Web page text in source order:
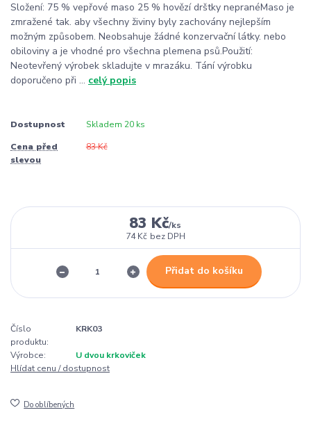
Složení: 75 % vepřové maso 25 % hovězí drštky nepranéMaso je
zmražené tak. aby všechny živiny byly zachovány nejlepším
možným způsobem. Neobsahuje žádné konzervační látky. nebo
obiloviny a je vhodné pro všechna plemena psů.Použití:
Neotevřený výrobek skladujte v mrazáku. Tání výrobku
doporučeno při ... celý popis
Dostupnost Skladem 20 ks
Cena před
slevou
83 Kč
83 Kč/ks
74 Kč bez DPH
Přidat do košíku
Číslo
produktu:
KRK03
Výrobce:
U dvou krkoviček
Hlídat cenu / dostupnost
Do oblíbených